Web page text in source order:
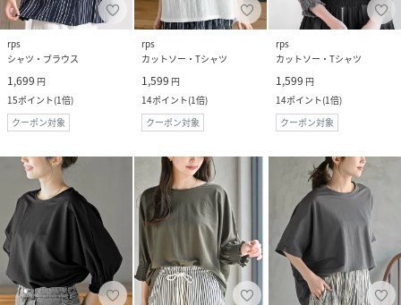
rps
シャツ・ブラウス
1,699 円
15ポイント(1倍)
クーポン対象
rps
カットソー・Tシャツ
1,599 円
14ポイント(1倍)
クーポン対象
rps
カットソー・Tシャツ
1,599 円
14ポイント(1倍)
クーポン対象